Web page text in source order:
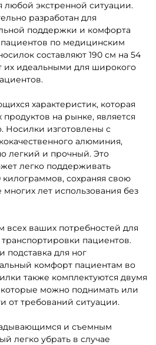
любой экстренной ситуации.
разработан для
поддержки и комфорта
по медицинским
составляют 190 см на 54
их идеальными для широкого
характеристик, которая
продуктов на рынке, является
Носилки изготовлены с
алюминия,
легкий и прочный. Это
легко поддерживать
килограммов, сохраняя свою
многих лет использования без
всех ваших потребностей для
пациентов.
подставка для ног
комфорт пациентам во
также комплектуются двумя
можно поднимать или
от требований ситуации.
и съемным
легко убрать в случае